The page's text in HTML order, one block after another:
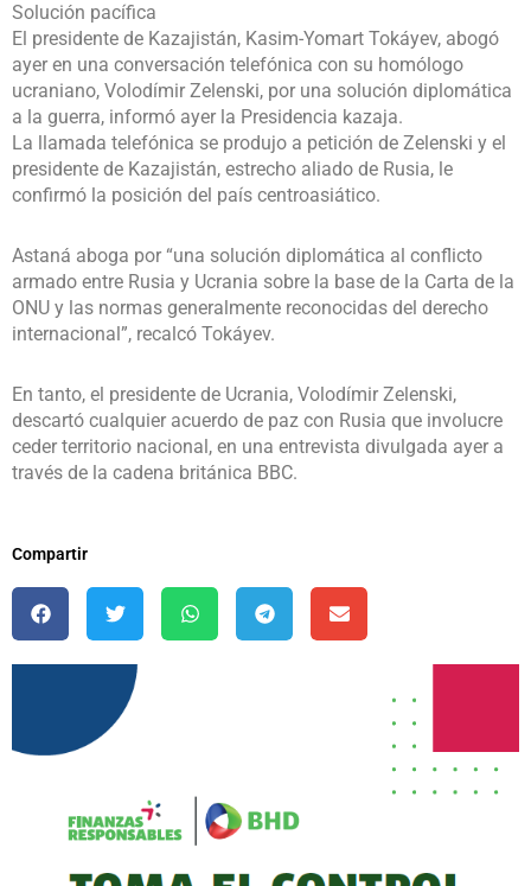
Solución pacífica
El presidente de Kazajistán, Kasim-Yomart Tokáyev, abogó
ayer en una conversación telefónica con su homólogo
ucraniano, Volodímir Zelenski, por una solución diplomática
a la guerra, informó ayer la Presidencia kazaja.
La llamada telefónica se produjo a petición de Zelenski y el
presidente de Kazajistán, estrecho aliado de Rusia, le
confirmó la posición del país centroasiático.
Astaná aboga por “una solución diplomática al conflicto
armado entre Rusia y Ucrania sobre la base de la Carta de la
ONU y las normas generalmente reconocidas del derecho
internacional”, recalcó Tokáyev.
En tanto, el presidente de Ucrania, Volodímir Zelenski,
descartó cualquier acuerdo de paz con Rusia que involucre
ceder territorio nacional, en una entrevista divulgada ayer a
través de la cadena británica BBC.
Compartir